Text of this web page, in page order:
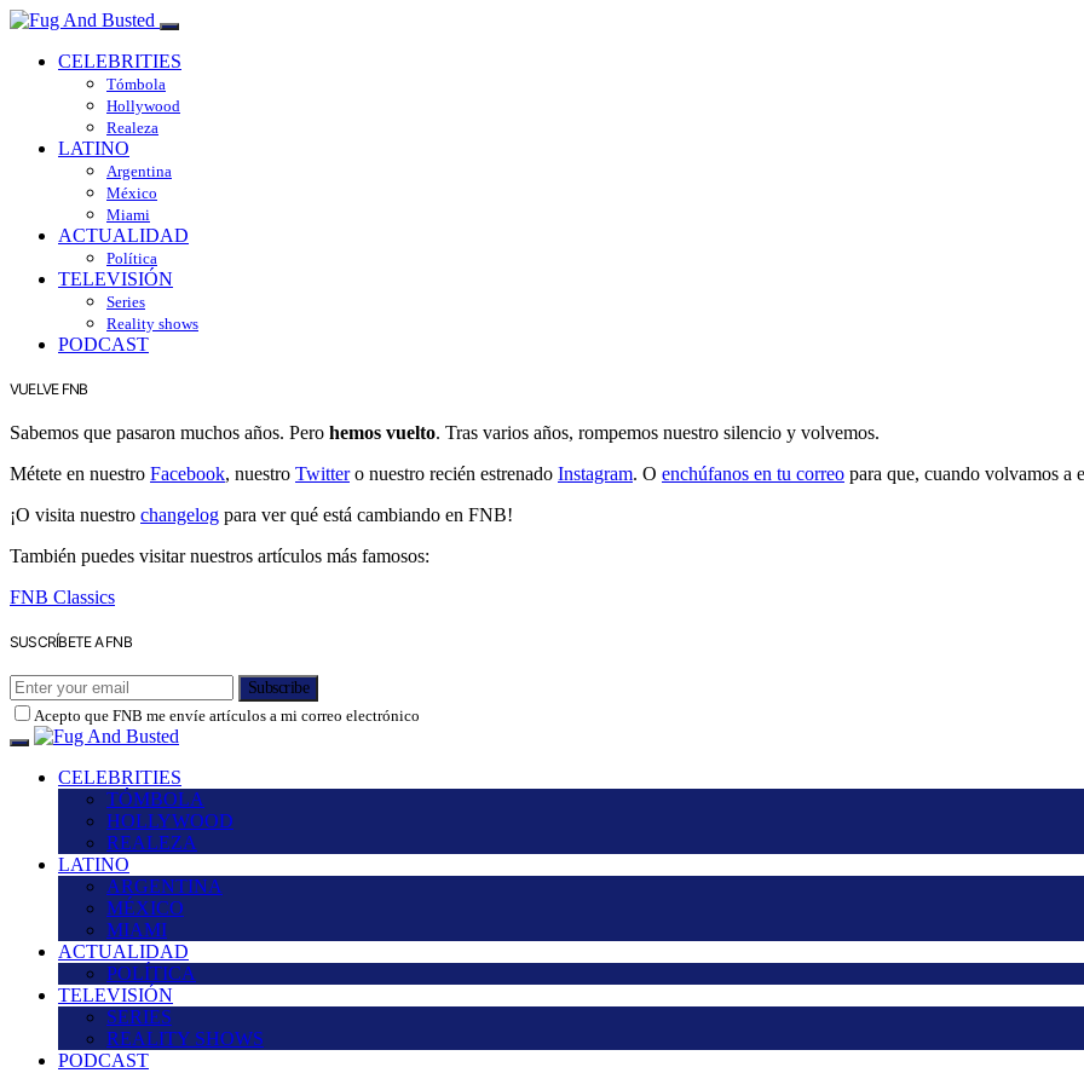
CELEBRITIES
Tómbola
Hollywood
Realeza
LATINO
Argentina
México
Miami
ACTUALIDAD
Política
TELEVISIÓN
Series
Reality shows
PODCAST
VUELVE FNB
Sabemos que pasaron muchos años. Pero hemos vuelto. Tras varios años, rompemos nuestro silencio y volvemos.
Métete en nuestro Facebook, nuestro Twittero nuestro recién estrenado Instagram. O enchúfanos en tu correo para que, cuando volvamos a
¡O visita nuestro changelog para ver qué está cambiando en FNB!
También puedes visitar nuestros artículos más famosos:
FNB Classics
SUSCRÍBETE A FNB
Subscribe
Acepto que FNB me envíe artículos a mi correo electrónico
CELEBRITIES
TÓMBOLA
HOLLYWOOD
REALEZA
LATINO
ARGENTINA
MÉXICO
MIAMI
ACTUALIDAD
POLÍTICA
TELEVISIÓN
SERIES
REALITY SHOWS
PODCAST